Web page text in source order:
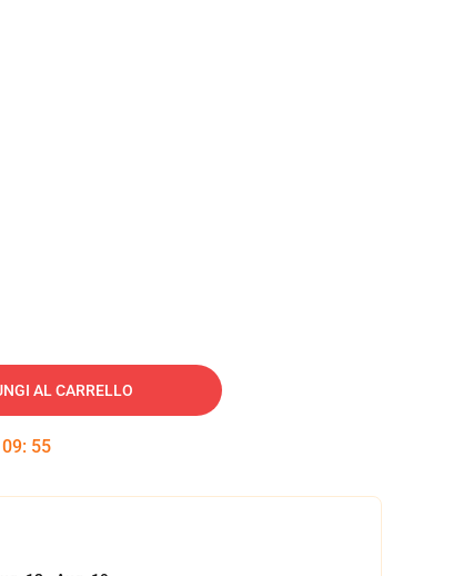
AL CARRELLO
09: 54